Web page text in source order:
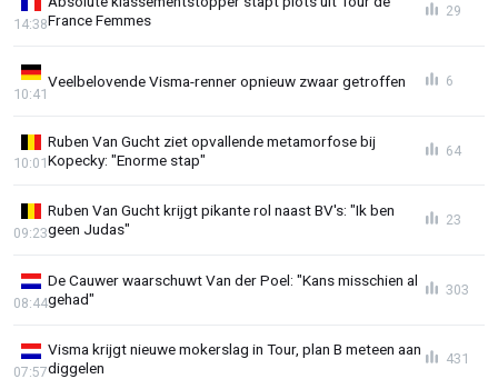
France Femmes
14:38
29
Veelbelovende Visma-renner opnieuw zwaar getroffen
10:41
6
Ruben Van Gucht ziet opvallende metamorfose bij
Kopecky: "Enorme stap"
10:01
64
Ruben Van Gucht krijgt pikante rol naast BV's: "Ik ben
geen Judas"
09:23
23
De Cauwer waarschuwt Van der Poel: "Kans misschien al
gehad"
08:44
303
Visma krijgt nieuwe mokerslag in Tour, plan B meteen aan
diggelen
07:57
431